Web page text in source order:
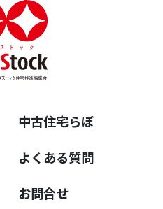
中古住宅らぼ
よくある質問
お問合せ